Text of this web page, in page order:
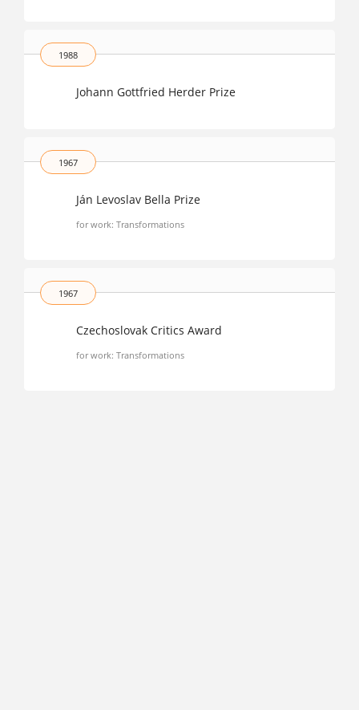
1988
Johann Gottfried Herder Prize
1967
Ján Levoslav Bella Prize
for work: Transformations
1967
Czechoslovak Critics Award
for work: Transformations